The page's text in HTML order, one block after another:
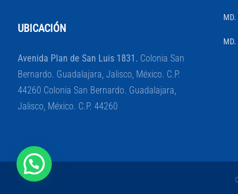
UBICACIÓN
Avenida Plan de San Luis 1831. Colonia San
Bernardo. Guadalajara, Jalisco, México. C.P.
44260 Colonia San Bernardo. Guadalajara,
Jalisco, México. C.P. 44260
MD.
MD.